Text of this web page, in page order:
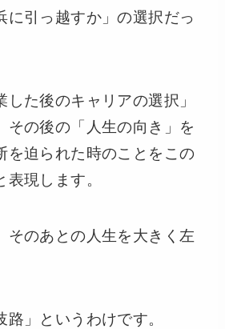
に引っ越すか」の選択だっ
した後のキャリアの選択」
その後の「人生の向き」を
を迫られた時のことをこの
表現します。
そのあとの人生を大きく左
」というわけです。